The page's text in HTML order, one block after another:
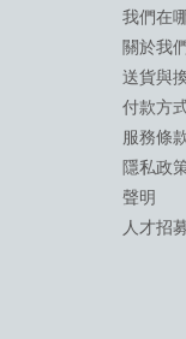
我們在
關於我
送貨與
付款方
服務條
隱私政
聲明
人才招